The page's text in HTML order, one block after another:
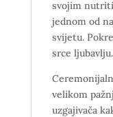
svojim
jednom od
svijetu.
srce ljubavlju.
velikom
uzgajivača